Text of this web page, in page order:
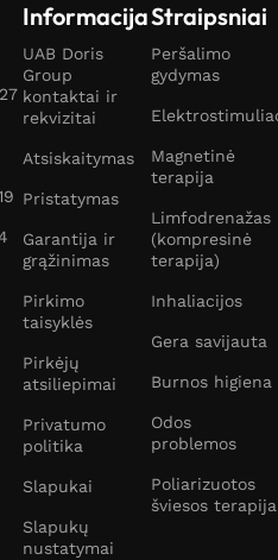
Informacija
UAB Doris
Group
kontaktai ir
rekvizitai
Atsiskaitymas
Pristatymas
Garantija ir
grąžinimas
Pirkimo
taisyklės
Pirkėjų
atsiliepimai
Privatumo
politika
Slapukai
Slapukų
nustatymai
Straipsniai
Peršalimo
gydymas
Magnetinė
terapija
Limfodrenažas
(kompresinė
terapija)
Inhaliacijos
Gera savijauta
Burnos higiena
Odos
problemos
Poliarizuotos
šviesos terapija